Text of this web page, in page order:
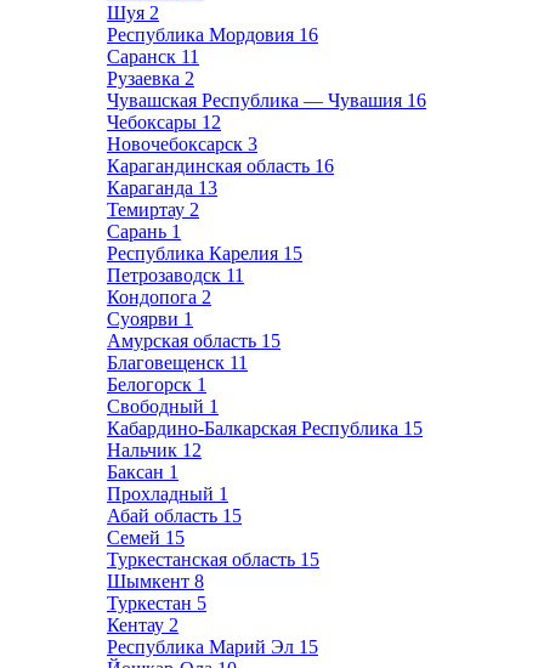
Шуя 2
Республика Мордовия 16
Саранск 11
Рузаевка 2
Чувашская Республика — Чувашия 16
Чебоксары 12
Новочебоксарск 3
Карагандинская область 16
Караганда 13
Темиртау 2
Сарань 1
Республика Карелия 15
Петрозаводск 11
Кондопога 2
Суоярви 1
Амурская область 15
Благовещенск 11
Белогорск 1
Свободный 1
Кабардино-Балкарская Республика 15
Нальчик 12
Баксан 1
Прохладный 1
Абай область 15
Семей 15
Туркестанская область 15
Шымкент 8
Туркестан 5
Кентау 2
Республика Марий Эл 15